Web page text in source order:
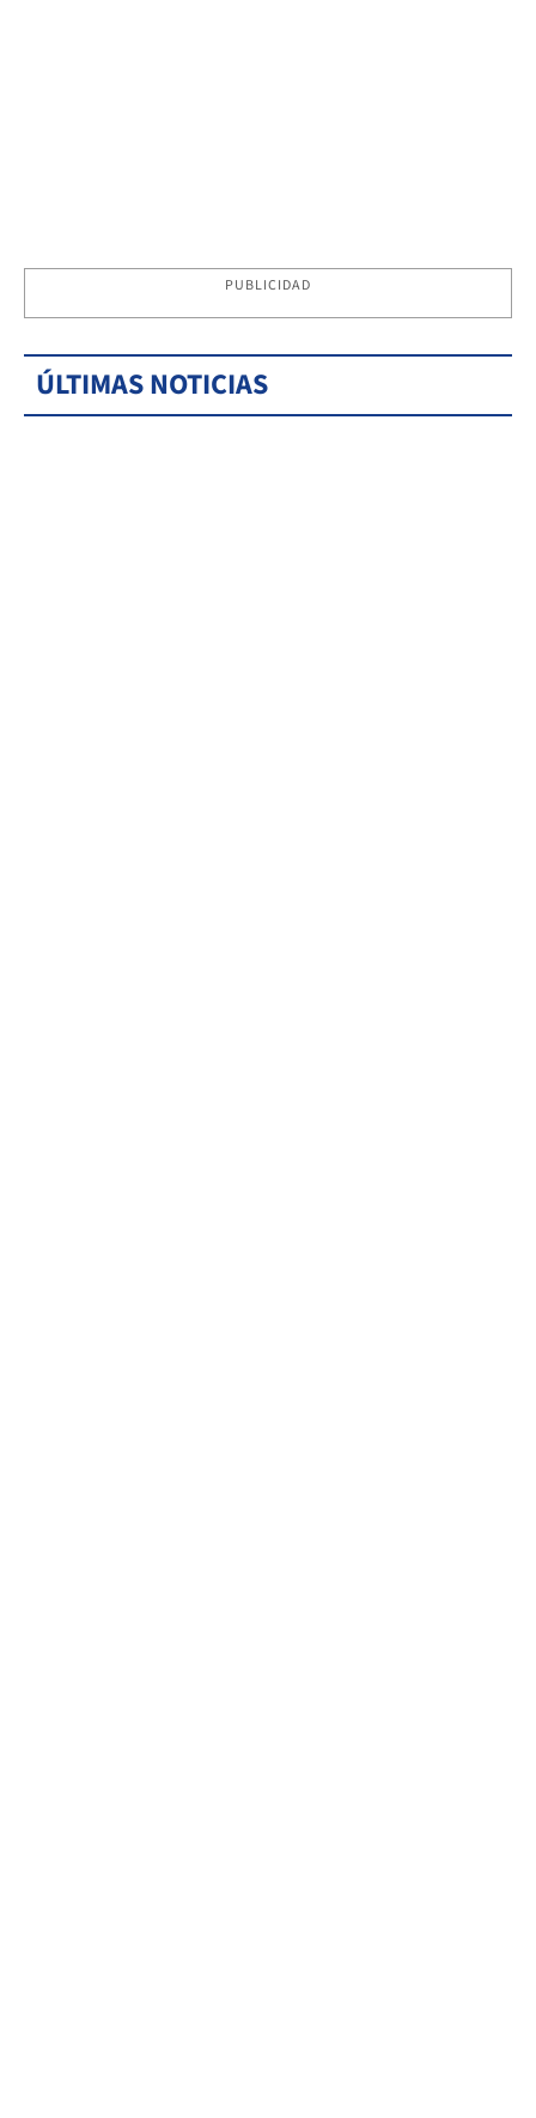
PUBLICIDAD
ÚLTIMAS NOTICIAS